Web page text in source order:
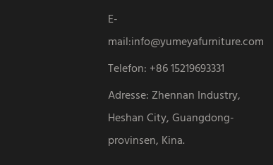
E-
mail:info@yumeyafurniture.com
Telefon: +86 15219693331
Adresse: Zhennan Industry,
Heshan City, Guangdong-
provinsen, Kina.